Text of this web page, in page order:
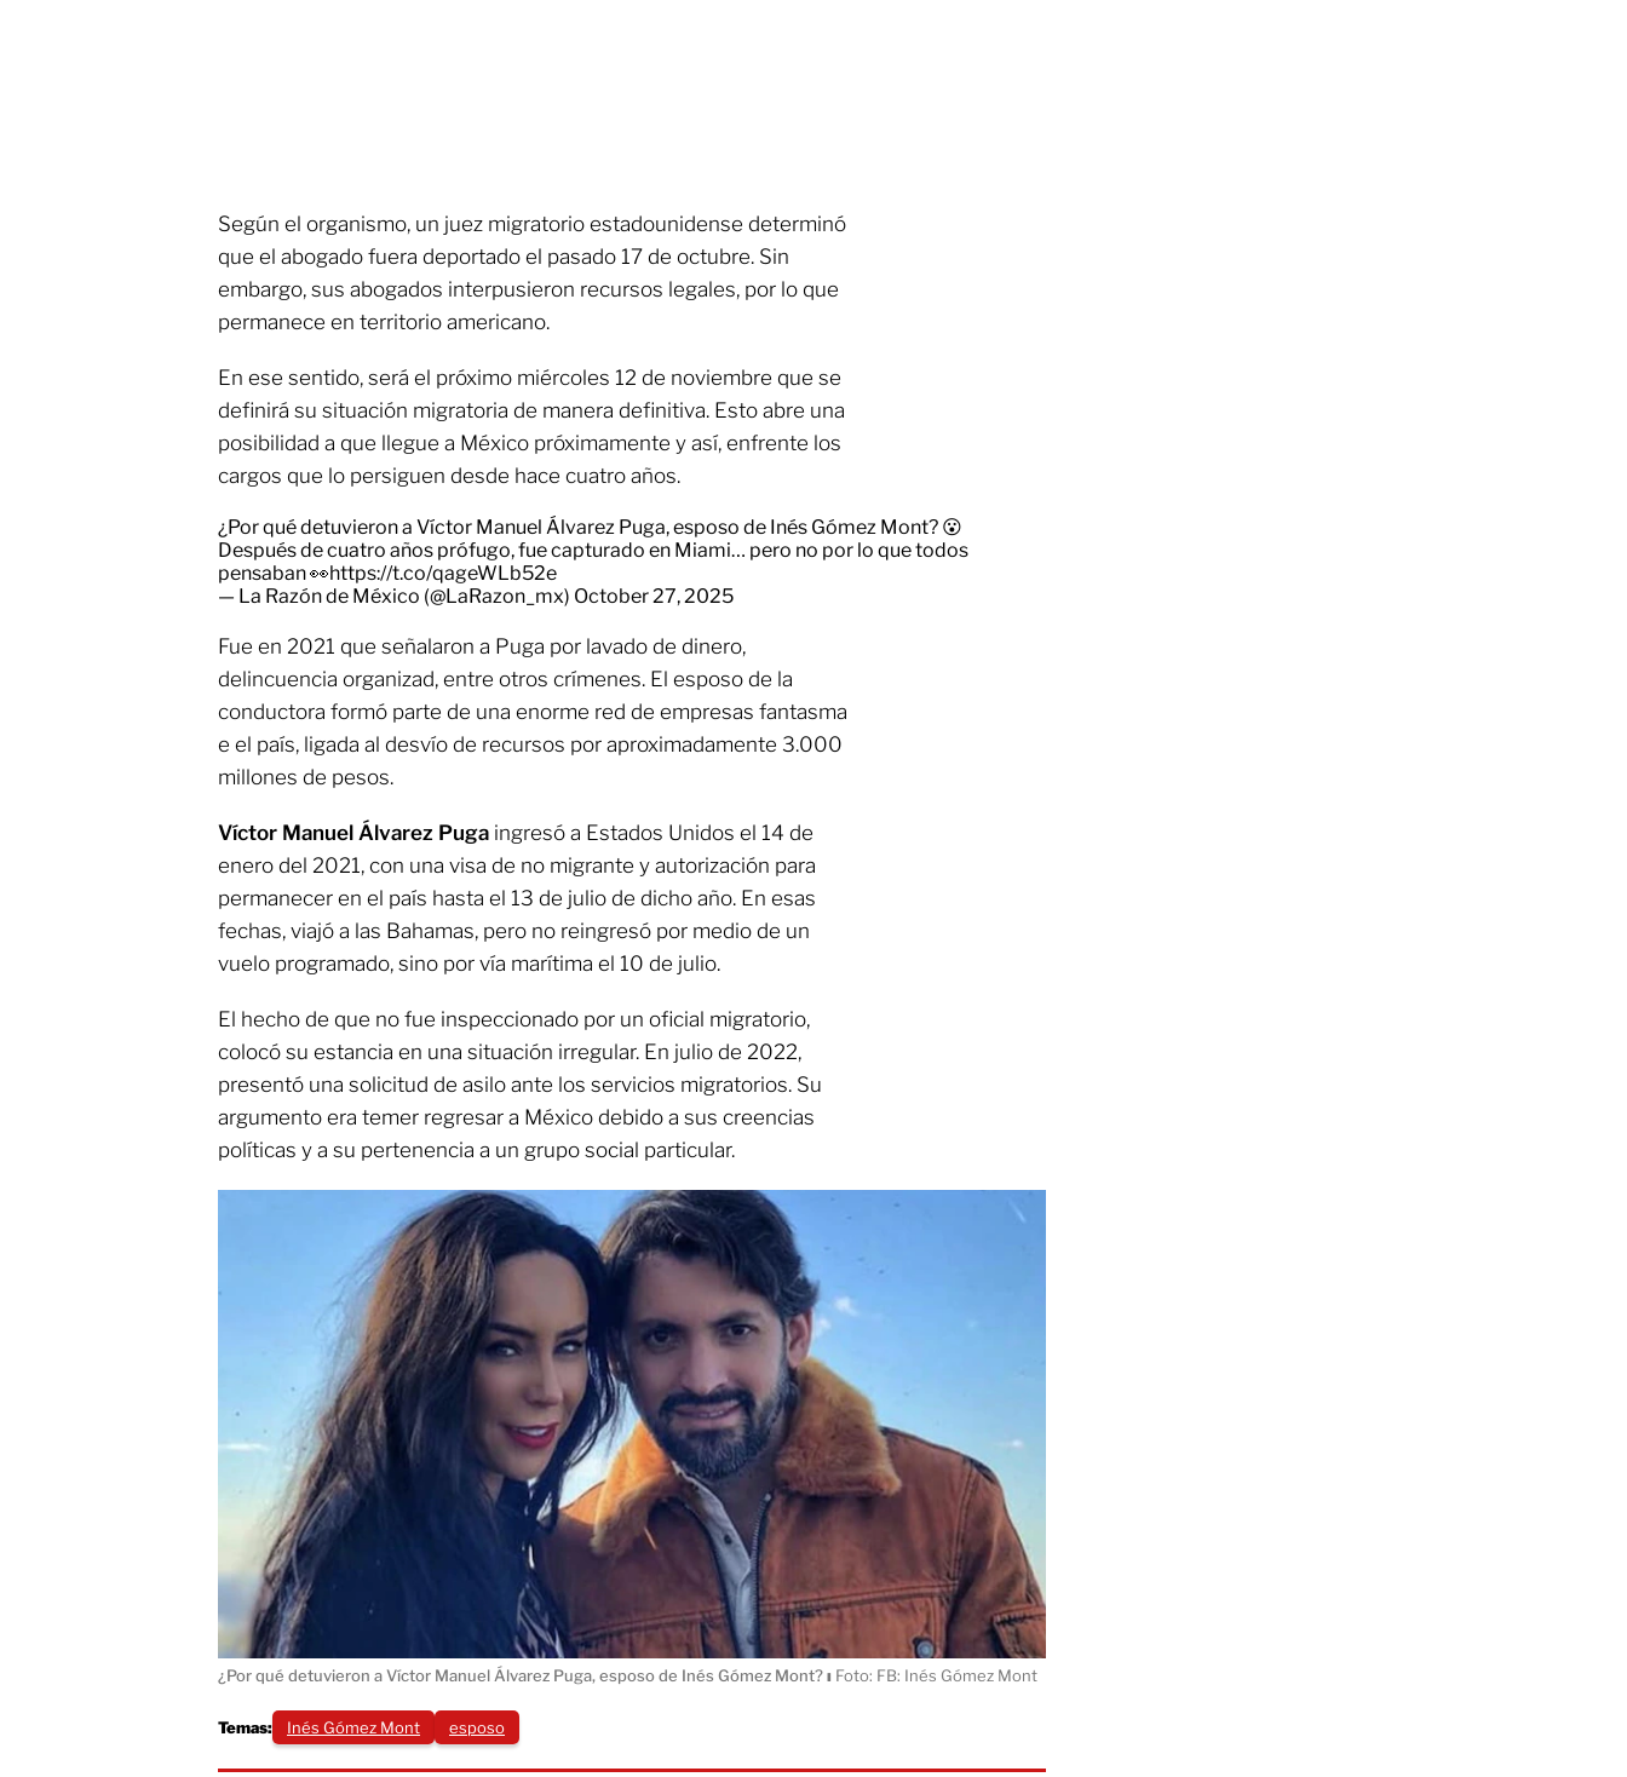
Según el organismo, un juez migratorio estadounidense determinó
que el abogado fuera deportado el pasado 17 de octubre. Sin
embargo, sus abogados interpusieron recursos legales, por lo que
permanece en territorio americano.
En ese sentido, será el próximo miércoles 12 de noviembre que se
definirá su situación migratoria de manera definitiva. Esto abre una
posibilidad a que llegue a México próximamente y así, enfrente los
cargos que lo persiguen desde hace cuatro años.
¿Por qué detuvieron a Víctor Manuel Álvarez Puga, esposo de Inés Gómez Mont? 😮
Después de cuatro años prófugo, fue capturado en Miami… pero no por lo que todos
pensaban 👀https://t.co/qageWLb52e
— La Razón de México (@LaRazon_mx) October 27, 2025
Fue en 2021 que señalaron a Puga por lavado de dinero,
delincuencia organizad, entre otros crímenes. El esposo de la
conductora formó parte de una enorme red de empresas fantasma
e el país, ligada al desvío de recursos por aproximadamente 3.000
millones de pesos.
Víctor Manuel Álvarez Puga ingresó a Estados Unidos el 14 de
enero del 2021, con una visa de no migrante y autorización para
permanecer en el país hasta el 13 de julio de dicho año. En esas
fechas, viajó a las Bahamas, pero no reingresó por medio de un
vuelo programado, sino por vía marítima el 10 de julio.
El hecho de que no fue inspeccionado por un oficial migratorio,
colocó su estancia en una situación irregular. En julio de 2022,
presentó una solicitud de asilo ante los servicios migratorios. Su
argumento era temer regresar a México debido a sus creencias
políticas y a su pertenencia a un grupo social particular.
¿Por qué detuvieron a Víctor Manuel Álvarez Puga, esposo de Inés Gómez Mont?ı Foto: FB: Inés Gómez Mont
Temas: Inés Gómez Mont esposo